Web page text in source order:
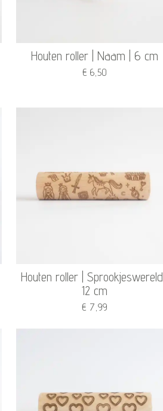
Houten roller | Naam | 6 cm
€ 6,50
Houten roller | Sprookjeswereld |
12 cm
€ 7,99